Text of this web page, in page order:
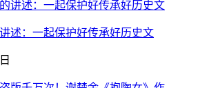
述：一起保护好传承好历史文